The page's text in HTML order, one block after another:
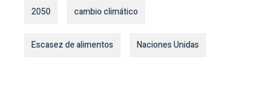
2050 cambio climático
Escasez de alimentos Naciones Unidas